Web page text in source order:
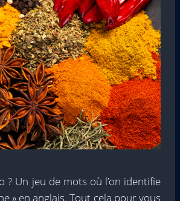
? Un jeu de mots où l’on identifie
» en anglais. Tout cela pour vous